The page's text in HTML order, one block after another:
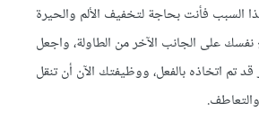
السبب فأنت بحاجة لتخفيف الألم والحيرة
نفسك على الجانب الآخر من الطاولة، واجعل
قد تم اتخاذه بالفعل، ووظيفتك الآن أن تنقل